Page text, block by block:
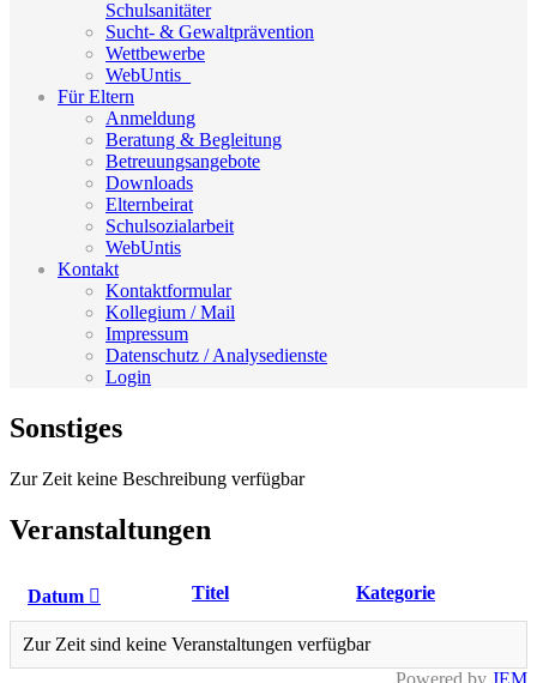
Schulsanitäter
Sucht- & Gewaltprävention
Wettbewerbe
WebUntis_
Für Eltern
Anmeldung
Beratung & Begleitung
Betreuungsangebote
Downloads
Elternbeirat
Schulsozialarbeit
WebUntis
Kontakt
Kontaktformular
Kollegium / Mail
Impressum
Datenschutz / Analysedienste
Login
Sonstiges
Zur Zeit keine Beschreibung verfügbar
Veranstaltungen
Datum Titel Kategorie
Zur Zeit sind keine Veranstaltungen verfügbar
Powered by JEM